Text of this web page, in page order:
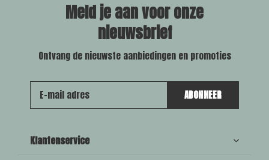
Meld je aan voor onze
nieuwsbrief
Ontvang de nieuwste aanbiedingen en promoties
ABONNEER
Klantenservice